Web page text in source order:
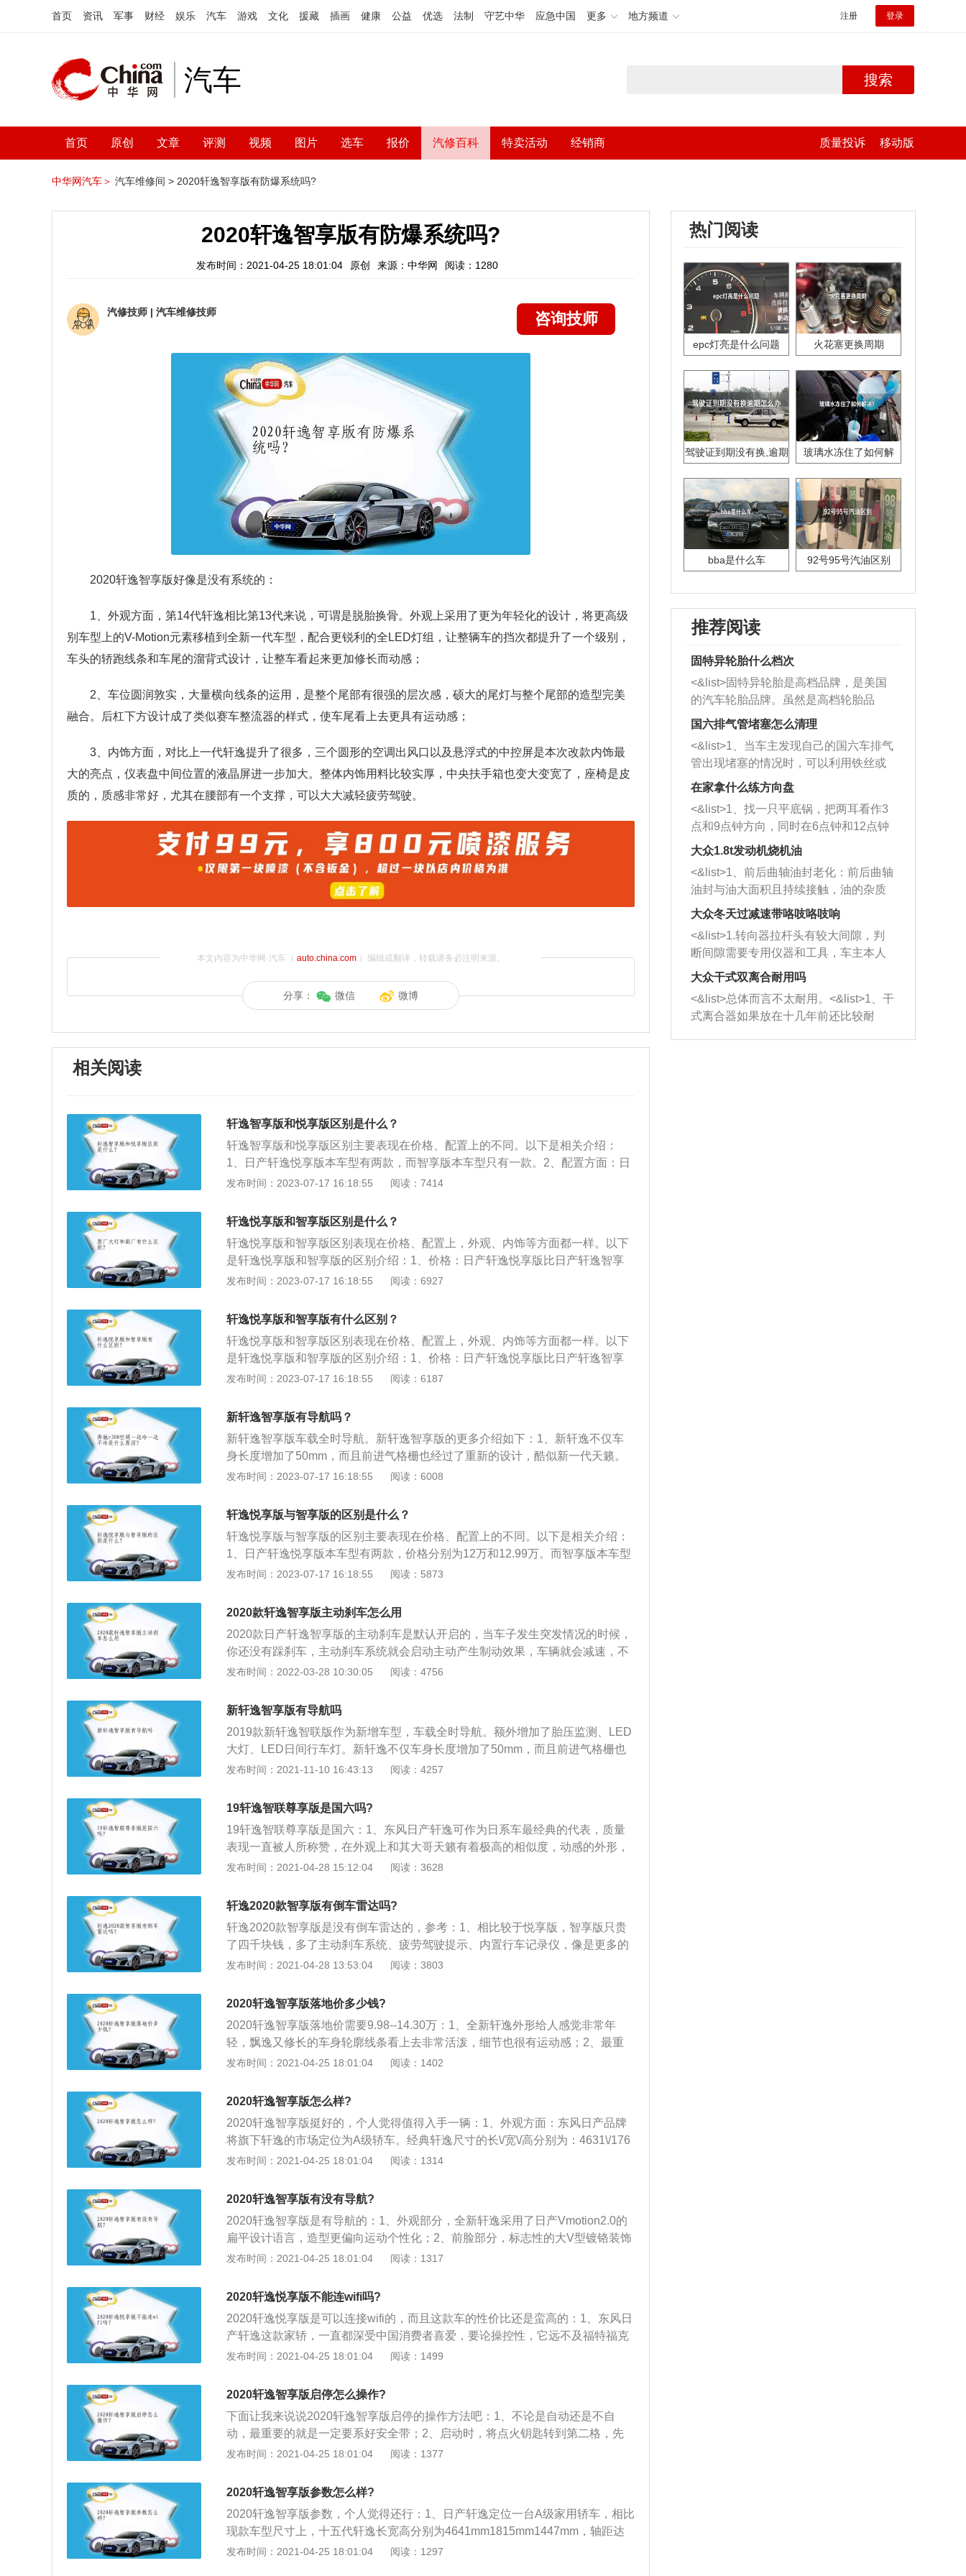
首页 资讯 军事 财经 娱乐 汽车 游戏 文化 援藏 插画 健康 公益 优选 法制 守艺中华 应急中国 更多 地方频道 注册 登录
汽车 搜索
首页 原创 文章 评测 视频 图片 选车 报价 汽修百科 特卖活动 经销商 质量投诉 移动版
中华网汽车＞ 汽车维修间 > 2020轩逸智享版有防爆系统吗?
2020轩逸智享版有防爆系统吗?
发布时间：2021-04-25 18:01:04 原创 来源：中华网 阅读：1280
汽修技师 | 汽车维修技师 咨询技师
2020轩逸智享版好像是没有系统的：
1、外观方面，第14代轩逸相比第13代来说，可谓是脱胎换骨。外观上采用了更为年轻化的设计，将更高级
别车型上的V-Motion元素移植到全新一代车型，配合更锐利的全LED灯组，让整辆车的挡次都提升了一个级别，
车头的轿跑线条和车尾的溜背式设计，让整车看起来更加修长而动感；
2、车位圆润敦实，大量横向线条的运用，是整个尾部有很强的层次感，硕大的尾灯与整个尾部的造型完美
融合。后杠下方设计成了类似赛车整流器的样式，使车尾看上去更具有运动感；
3、内饰方面，对比上一代轩逸提升了很多，三个圆形的空调出风口以及悬浮式的中控屏是本次改款内饰最
大的亮点，仪表盘中间位置的液晶屏进一步加大。整体内饰用料比较实厚，中央扶手箱也变大变宽了，座椅是皮
质的，质感非常好，尤其在腰部有一个支撑，可以大大减轻疲劳驾驶。
本文内容为中华网·汽车（ auto.china.com）编辑或翻译，转载请务必注明来源。
分享： 微信 微博
相关阅读
轩逸智享版和悦享版区别是什么？
轩逸智享版和悦享版区别主要表现在价格、配置上的不同。以下是相关介绍：
1、日产轩逸悦享版本车型有两款，而智享版本车型只有一款。2、配置方面：日
产轩逸智享版本车型的配置更加丰富，比悦享版本车型多了主动刹车、疲劳驾驶
轩逸的长度为4641mm，宽度为1815mm，高度为1450mm，轴距为2712mm。
发布时间：2023-07-17 16:18:55 阅读：7414
轩逸悦享版和智享版区别是什么？
轩逸悦享版和智享版区别表现在价格、配置上，外观、内饰等方面都一样。以下
是轩逸悦享版和智享版的区别介绍：1、价格：日产轩逸悦享版比日产轩逸智享
版的价格要低，日产轩逸悦享版在售车型有两款，而日产轩逸悦智享版在售车型
多主动刹车、疲劳驾驶提醒、发动机启停技术、内置行车记录仪、后排出风口等
配置。
发布时间：2023-07-17 16:18:55 阅读：6927
轩逸悦享版和智享版有什么区别？
轩逸悦享版和智享版区别表现在价格、配置上，外观、内饰等方面都一样。以下
是轩逸悦享版和智享版的区别介绍：1、价格：日产轩逸悦享版比日产轩逸智享
版的价格要低，日产轩逸悦享版在售车型有两款，而日产轩逸悦智享版在售车型
多主动刹车、疲劳驾驶提醒、发动机启停技术、内置行车记录仪、后排出风口等
配置。
发布时间：2023-07-17 16:18:55 阅读：6187
新轩逸智享版有导航吗？
新轩逸智享版车载全时导航。新轩逸智享版的更多介绍如下：1、新轩逸不仅车
身长度增加了50mm，而且前进气格栅也经过了重新的设计，酷似新一代天籁。
2、新轩逸车型（除入门级1.6EX舒适版外）均配备自动开闭前大灯，保证消费者
镀铬亮条，使这款车的豪华性有所提升。另外这款车的车灯颜色则改为红白相
间，提升了车辆在夜间行驶的辨别性。4、新款轩逸的高配车型还配备倒车影
像，保证消费者在泊车时的安全性。5、新轩逸作为一款家用经济轿车，对轮胎
的要求也是十分高。新轩逸配备的是邓禄普195/60R16高品质轮胎。6、新轩逸的
车门内衬采用真皮加木纹装饰，不仅提升整车的豪华感，并且可以降低驾驶员在
发布时间：2023-07-17 16:18:55 阅读：6008
轩逸悦享版与智享版的区别是什么？
轩逸悦享版与智享版的区别主要表现在价格、配置上的不同。以下是相关介绍：
1、日产轩逸悦享版本车型有两款，价格分别为12万和12.99万。而智享版本车型
只有一款，价格为13.39万元。2、日产轩逸智享版本车型的配置更加丰富，比悦
后排风口等配置。以下是关于轩逸的相关介绍：1、轩逸的长度为4641mm，宽度
为1815mm，高度为1450mm，轴距为2712mm。轩逸搭载1.6L版本发动机，匹
配的变速箱有5挡手动变速箱和CVT无级变速箱。轩逸的最大输出功率为102千
瓦，最大扭矩为169牛/米，最高车速为198千米/小时，百公里加速时间为11.9
秒，工信部公布的百公里综合油耗为5.7L。2、轩逸是东风日产乘用车公司在195
型之一，日产蓝鸟和丰田光冠、花冠系列一样，成为日本汽车进军美国市场的主
力军，也是日产历史上生产周期最长、累计生产数量最多的车型系列。
发布时间：2023-07-17 16:18:55 阅读：5873
2020款轩逸智享版主动刹车怎么用
2020款日产轩逸智享版的主动刹车是默认开启的，当车子发生突发情况的时候，
你还没有踩刹车，主动刹车系统就会启动主动产生制动效果，车辆就会减速，不
过不一定能将车辆完全刹停。（自适应巡航除外）2020款日产轩逸于2019年7月
万-16.15万元。轩逸只有一些车型才配备有主动刹车的功能。轩逸主动刹车的可
靠性还是不错的，当车辆前方有障碍物的时候就会主动刹车，在低速行驶的时
候，主动刹车可以把车完全刹停。
发布时间：2022-03-28 10:30:05 阅读：4756
新轩逸智享版有导航吗
2019款新轩逸智联版作为新增车型，车载全时导航。额外增加了胎压监测、LED
大灯、LED日间行车灯。新轩逸不仅车身长度增加了50mm，而且前进气格栅也
经过了重新的设计，酷似新一代天籁。另外，新轩逸车型（除入门级1.6EX舒适
部设计依然饱满圆润，牌照架上方和下方的镀铬亮条，使这款车的豪华性有所提
升。另外这款车的车灯颜色则改为红白相间，提升了车辆在夜间行驶的辨别性。
值得一提的是，新款轩逸的高配车型还增加了倒车影像，保证了消费者在泊车时
的安全性。新轩逸作为一款家用经济轿车，对轮胎的要求也是十分高的。新轩逸
配备了邓禄普195/60R16高品质轮胎，充分的考虑了经济性和舒适性，七幅式样
升了整车的豪华感，并且可以降低驾驶员在长途行驶中的疲劳感。新轩逸的全车
的驾驶席车窗为一键式控制。在座椅记忆方面，这款新车提供了2组记忆模式，
以便方成员较多的家庭。
发布时间：2021-11-10 16:43:13 阅读：4257
19轩逸智联尊享版是国六吗?
19轩逸智联尊享版是国六：1、东风日产轩逸可作为日系车最经典的代表，质量
表现一直被人所称赞，在外观上和其大哥天籁有着极高的相似度，动感的外形，
舒适的座椅，简单的内饰，简洁的布局，一直让喜欢它的人更加的喜欢；2、新
种发动机，自动挡采用的是CVT无级变速箱；3、轩逸目前各地区的优惠不同，
大概有1-2万左右的优惠幅度，总体来看，轩逸的性价比相当不错。
发布时间：2021-04-28 15:12:04 阅读：3628
轩逸2020款智享版有倒车雷达吗?
轩逸2020款智享版是没有倒车雷达的，参考：1、相比较于悦享版，智享版只贵
了四千块钱，多了主动刹车系统、疲劳驾驶提示、内置行车记录仪，像是更多的
为女司机考虑，但也不妨碍男司机中的一些马大哈；2、最实用的就是主动刹车
钱也就四千块钱，完全看个人需求，个人觉得还是值得的，毕竟现在很多司机朋
友都在自己加装行车记录仪（没办法啊，国内的碰瓷行业实在是发达，有备无
患），原厂带的肯定要比加装的好的多；3、而主动刹车系统更是想装都装不
了，对于一些紧急情况，起到的作用没准能帮你省下一套房。
发布时间：2021-04-28 13:53:04 阅读：3803
2020轩逸智享版落地价多少钱?
2020轩逸智享版落地价需要9.98--14.30万：1、全新轩逸外形给人感觉非常年
轻，飘逸又修长的车身轮廓线条看上去非常活泼，细节也很有运动感；2、最重
要的是，它一眼看过去还有几分“小天籁”的感觉，那是因为兄弟俩都采用了V-Moti
加大，两侧搭配锐利的前大灯组，整个前脸显得棱角分明；4、全新轩逸的车身
长度和轴距分别加长了10mm、12mm，与此同时，它宽度增加了55mm。相比之
下，它的车身高度降低了56mm。
发布时间：2021-04-25 18:01:04 阅读：1402
2020轩逸智享版怎么样?
2020轩逸智享版挺好的，个人觉得值得入手一辆：1、外观方面：东风日产品牌
将旗下轩逸的市场定位为A级轿车。经典轩逸尺寸的长\/宽\/高分别为：4631\/176
0\/1503毫米，轴距为2700毫米；2、新款轩逸在轴距和宽度保持不变的情况下，
言，新款轩逸的车内空间更加宽敞，市场竞争力也有了进一步的提升；3、新款
轩逸在外观方面将采用日产\"V-Motion\"设计语言，新车前脸采用倒梯形网进气格
栅配以镀铬装饰条，使新车颇有运动气息。前大灯棱角分明，外部凸出部分使大
灯造型更加犀利。远光灯与日间行车灯的组合交相呼应科技感十足。发动机盖在
四条曲线分割之下，也显得力量感。
发布时间：2021-04-25 18:01:04 阅读：1314
2020轩逸智享版有没有导航?
2020轩逸智享版是有导航的：1、外观部分，全新轩逸采用了日产Vmotion2.0的
扁平设计语言，造型更偏向运动个性化；2、前脸部分，标志性的大V型镀铬装饰
与蜂窝状进气格栅相组合，两旁全新样式的前大灯组设计也更为时尚，而下方的
新车有着多条锐利的腰线纵横交错，通过线条构成块面，营造出十足的肌肉感；
4、而下方搭配的轮毂也为全新造型的17英寸五辐轮圈，并根据配置的不同提供
两款16英寸轮圈，轮胎则匹配215\/50R17和205\/60R16两种。
发布时间：2021-04-25 18:01:04 阅读：1317
2020轩逸悦享版不能连wifi吗?
2020轩逸悦享版是可以连接wifi的，而且这款车的性价比还是蛮高的：1、东风日
产轩逸这款家轿，一直都深受中国消费者喜爱，要论操控性，它远不及福特福克
斯和马自达昂克赛拉，要说质量稳定性；2、也不如丰田卡罗拉那么出色，而发
一方面原因是和经典轩逸两代同堂的战略，第二个最主要的原因还是它的优惠幅
度比较大，相比起对手们更加实惠一些。
发布时间：2021-04-25 18:01:04 阅读：1499
2020轩逸智享版启停怎么操作?
下面让我来说说2020轩逸智享版启停的操作方法吧：1、不论是自动还是不自
动，最重要的就是一定要系好安全带；2、启动时，将点火钥匙转到第二格，先
自检汽车电脑系统；3、拆刹车时，挡位一定要从P挡拉到N挡。当踩下脚刹时，
一定要观察周围是否适合停车，最后慢慢将挡位从D挡拉到N挡，拉紧手刹，熄
发布时间：2021-04-25 18:01:04 阅读：1377
2020轩逸智享版参数怎么样?
2020轩逸智享版参数，个人觉得还行：1、日产轩逸定位一台A级家用轿车，相比
现款车型尺寸上，十五代轩逸长宽高分别为4641mm1815mm1447mm，轴距达
到了2712mm这样的车身尺寸相比现款车型有所提升，2712mm轴距使得该车在
发布时间：2021-04-25 18:01:04 阅读：1297
热门阅读
epc灯亮是什么问题 火花塞更换周期
驾驶证到期没有换,逾期
玻璃水冻住了如何解
bba是什么车 92号95号汽油区别
推荐阅读
固特异轮胎什么档次
<&list>固特异轮胎是高档品牌，是美国
的汽车轮胎品牌。虽然是高档轮胎品
牌，但是中高低端的轮胎都有生产，这
也是为了更好的开拓市场。
国六排气管堵塞怎么清理
<&list>1、当车主发现自己的国六车排气
管出现堵塞的情况时，可以利用铁丝或
者是细棍，直接将杂物给取出来，如果
堵塞情况比较严重，也可以采取应急措
施。 <&list>2、直接利用木棍将所有的
杂物推到排气管里面的位置处，然后将
三元催化器拆解开，就可以将堵塞的东
西取出来。但如果是因为积碳过多引起
的堵塞，就需要将三元催化器泡在草酸
洗剂对堵塞的情况得到解决，将清洗剂
放在燃油箱中，与燃油混合后，车辆启
动时，就可以和汽油一起进入到燃烧
室，最后形成废气排出，就可以让三元
催化器得到清洗，排气管堵塞的情况就
能够得到解决。
在家拿什么练方向盘
<&list>1、找一只平底锅，把两耳看作3
点和9点钟方向，同时在6点钟和12点钟
方向做一个标记。 <&list>2、双手握住
一圈半的练习，往右同样也要打相同的
圈数。 <&list>3、最后强调要反复练
习，这样就可以形成肌肉记忆，在真实
驾驶车辆时，不需要记忆也能打好方
向。
大众1.8t发动机烧机油
<&list>1、前后曲轴油封老化：前后曲轴
油封与油大面积且持续接触，油的杂质
和发动机内持续温度变化使其密封效果
逐渐减弱，导致渗油或漏油。<&list>2、
活塞间隙过大：积碳会使活塞环与缸体
的间隙扩大，导致机油流入燃烧室中，
造成烧机油。<&list>3、机油粘度。使用
机油粘度过小的话，同样会有烧机油现
象，机油粘度过小具有很好的流动性，
大众冬天过减速带咯吱咯吱响
<&list>1.转向器拉杆头有较大间隙，判
断间隙需要专用仪器和工具，车主本人
无法制作，需要将车辆送到修理厂或4s
店；<&list>2.车辆半轴套管防尘罩破
裂，破裂后会出现漏油现象，使半轴磨
损严重，磨损的半轴容易损坏，产生异
响；<&list>3.稳定器的转向胶套和球头
大众干式双离合耐用吗
<&list>总体而言不太耐用。<&list>1、干
式离合器如果放在十几年前还比较耐